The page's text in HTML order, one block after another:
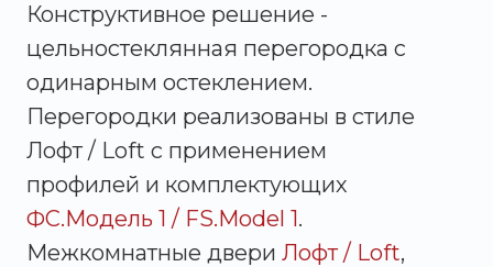
Конструктивное решение -
цельностеклянная перегородка с
одинарным остеклением.
Перегородки реализованы в стиле
Лофт / Loft с применением
профилей и комплектующих
ФС.Модель 1 / FS.Model 1.
Межкомнатные двери Лофт / Loft,